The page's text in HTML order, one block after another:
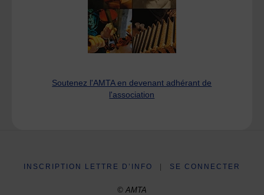
Soutenez l'AMTA en devenant adhérant de
l'association
INSCRIPTION LETTRE D’INFO SE CONNECTER
© AMTA